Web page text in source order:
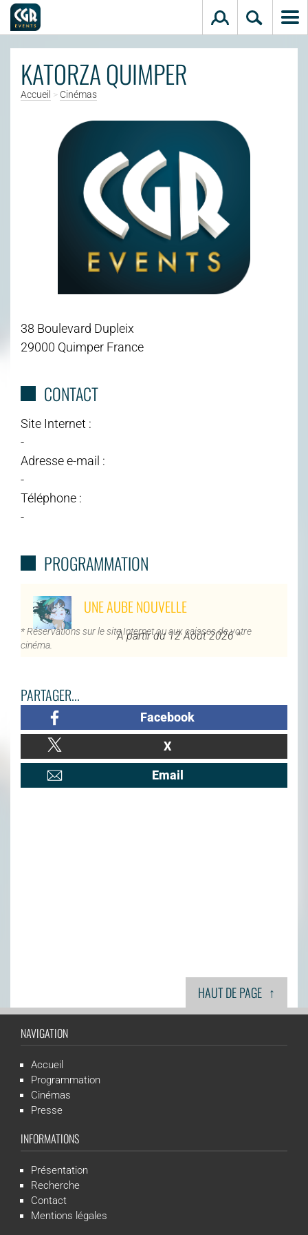
KATORZA QUIMPER
Accueil > Cinémas
38 Boulevard Dupleix
29000 Quimper France
CONTACT
Site Internet :
-
Adresse e-mail :
-
Téléphone :
-
PROGRAMMATION
UNE AUBE NOUVELLE
À partir du 12 Août 2026 *
* Réservations sur le site Internet ou aux caisses de votre
cinéma.
PARTAGER...
Facebook
X
Email
HAUT DE PAGE ↑
NAVIGATION
Accueil
Programmation
Cinémas
Presse
INFORMATIONS
Présentation
Recherche
Contact
Mentions légales